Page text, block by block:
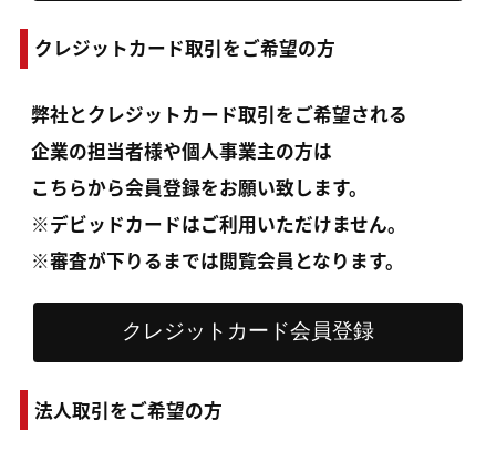
クレジットカード取引をご希望の方
弊社とクレジットカード取引をご希望される
企業の担当者様や個人事業主の方は
こちらから会員登録をお願い致します。
※デビッドカードはご利用いただけません。
※審査が下りるまでは閲覧会員となります。
法人取引をご希望の方